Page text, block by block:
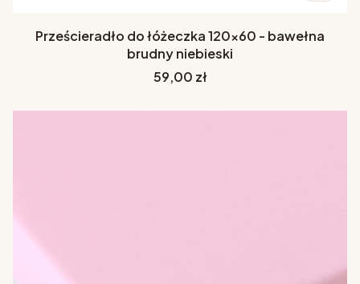
Prześcieradło do łóżeczka 120x60 - bawełna
brudny niebieski
Cena
59,00 zł